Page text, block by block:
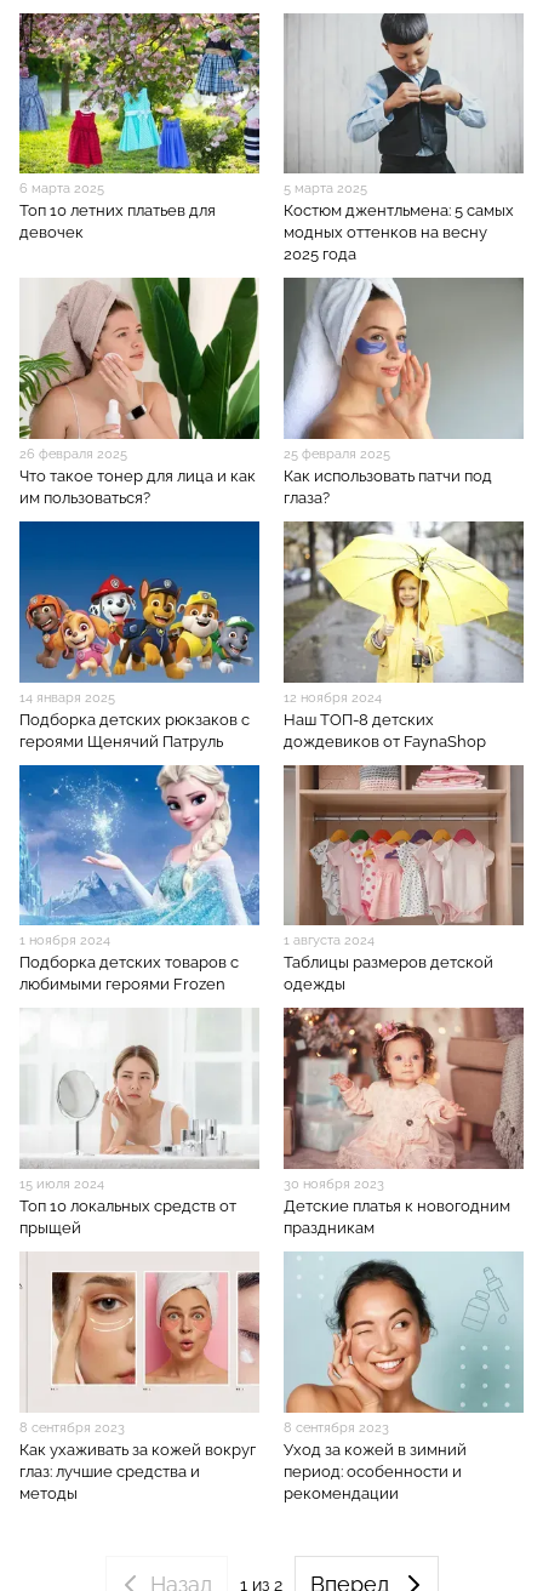
6 марта 2025
Топ 10 летних платьев для
девочек
5 марта 2025
Костюм джентльмена: 5 самых
модных оттенков на весну
2025 года
26 февраля 2025
Что такое тонер для лица и как
им пользоваться?
25 февраля 2025
Как использовать патчи под
глаза?
14 января 2025
Подборка детских рюкзаков с
героями Щенячий Патруль
12 ноября 2024
Наш ТОП-8 детских
дождевиков от FaynaShop
1 ноября 2024
Подборка детских товаров с
любимыми героями Frozen
1 августа 2024
Таблицы размеров детской
одежды
15 июля 2024
Топ 10 локальных средств от
прыщей
30 ноября 2023
Детские платья к новогодним
праздникам
8 сентября 2023
Как ухаживать за кожей вокруг
глаз: лучшие средства и
методы
8 сентября 2023
Уход за кожей в зимний
период: особенности и
рекомендации
Назад 1 из 2 Вперед